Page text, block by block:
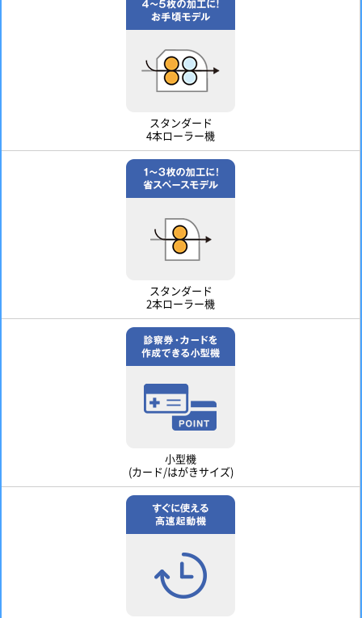
スタンダード
4本ローラー機
スタンダード
2本ローラー機
小型機
(カード/はがきサイズ)